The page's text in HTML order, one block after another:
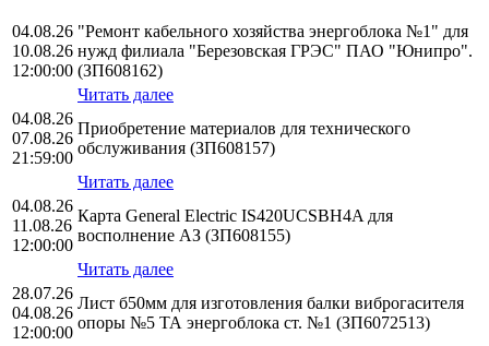
04.08.26
10.08.26
12:00:00
"Ремонт кабельного хозяйства энергоблока №1" для
нужд филиала "Березовская ГРЭС" ПАО "Юнипро".
(ЗП608162)
Читать далее
04.08.26
07.08.26
21:59:00
Приобретение материалов для технического
обслуживания (ЗП608157)
Читать далее
04.08.26
11.08.26
12:00:00
Карта General Electric IS420UCSBH4A для
восполнение АЗ (ЗП608155)
Читать далее
28.07.26
04.08.26
12:00:00
Лист б50мм для изготовления балки виброгасителя
опоры №5 ТА энергоблока ст. №1 (ЗП6072513)